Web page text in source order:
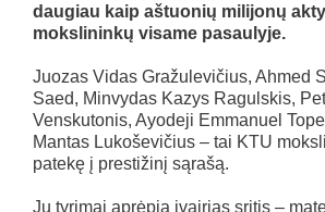
daugiau kaip aštuonių milijonų
mokslininkų visame pasaulyje.
Juozas Vidas Gražulevičius, Ahmed
Saed, Minvydas Kazys Ragulskis,
Venskutonis, Ayodeji Emmanuel
Mantas Lukoševičius – tai KTU
patekę į prestižinį sąrašą.
Jų tyrimai aprėpia įvairias sritis –